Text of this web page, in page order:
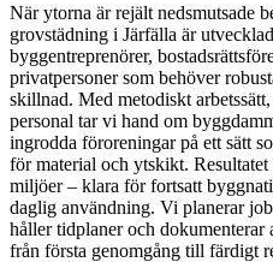
När ytorna är rejält nedsmutsade
grovstädning i Järfälla är
byggentreprenörer,
privatpersoner som behöver
skillnad. Med metodiskt
personal tar vi hand om
ingrodda föroreningar på ett sätt
för material och ytskikt.
miljöer – klara för fortsatt
daglig användning. Vi planerar
håller tidplaner och
från första genomgång till färdigt